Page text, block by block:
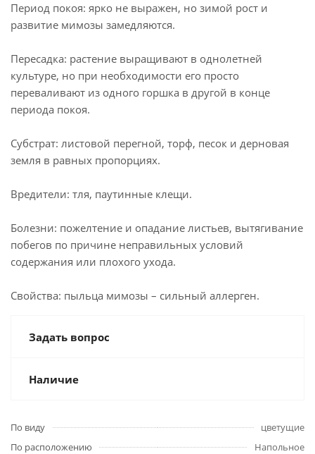
Период покоя: ярко не выражен, но зимой рост и
развитие мимозы замедляются.
Пересадка: растение выращивают в однолетней
культуре, но при необходимости его просто
переваливают из одного горшка в другой в конце
периода покоя.
Субстрат: листовой перегной, торф, песок и дерновая
земля в равных пропорциях.
Вредители: тля, паутинные клещи.
Болезни: пожелтение и опадание листьев, вытягивание
побегов по причине неправильных условий
содержания или плохого ухода.
Свойства: пыльца мимозы – сильный аллерген.
Задать вопрос
Наличие
По виду
цветущие
По расположению
Напольное